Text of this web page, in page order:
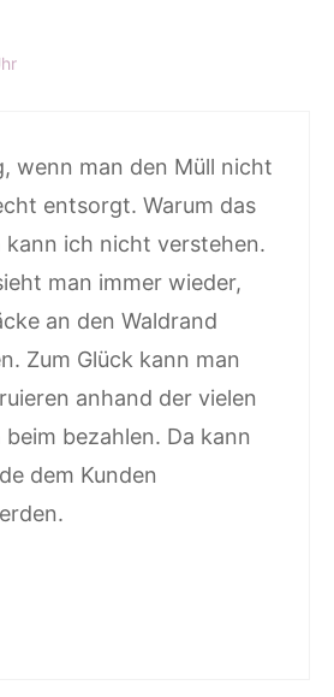
wenn man den Müll nicht
entsorgt. Warum das
kann ich nicht verstehen.
man immer wieder,
an den Waldrand
Zum Glück kann man
anhand der vielen
bezahlen. Da kann
dem Kunden